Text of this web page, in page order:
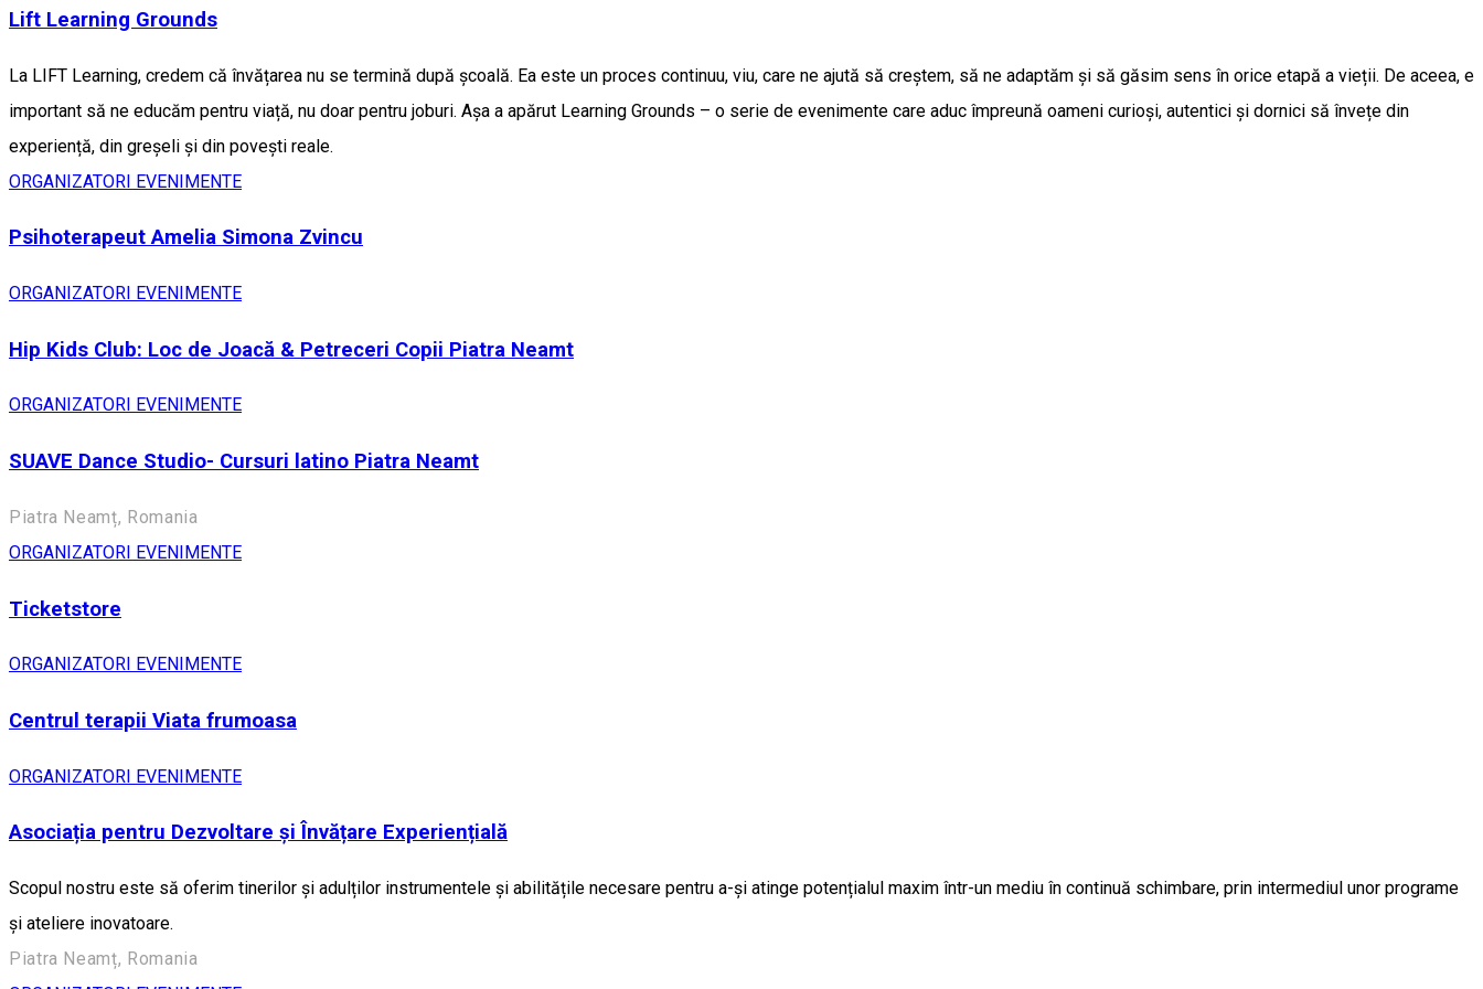
Lift Learning Grounds
La LIFT Learning, credem că învățarea nu se termină după școală. Ea este un proces continuu, viu, care ne ajută să creștem, să ne adaptăm și să găsim sens în orice etapă a vieții. De aceea, e
important să ne educăm pentru viață, nu doar pentru joburi. Așa a apărut Learning Grounds – o serie de evenimente care aduc împreună oameni curioși, autentici și dornici să învețe din
experiență, din greșeli și din povești reale.
ORGANIZATORI EVENIMENTE
Psihoterapeut Amelia Simona Zvincu
ORGANIZATORI EVENIMENTE
Hip Kids Club: Loc de Joacă & Petreceri Copii Piatra Neamt
ORGANIZATORI EVENIMENTE
SUAVE Dance Studio- Cursuri latino Piatra Neamt
Piatra Neamț, Romania
ORGANIZATORI EVENIMENTE
Ticketstore
ORGANIZATORI EVENIMENTE
Centrul terapii Viata frumoasa
ORGANIZATORI EVENIMENTE
Asociația pentru Dezvoltare și Învățare Experiențială
Scopul nostru este să oferim tinerilor și adulților instrumentele și abilitățile necesare pentru a-și atinge potențialul maxim într-un mediu în continuă schimbare, prin intermediul unor programe
și ateliere inovatoare.
Piatra Neamț, Romania